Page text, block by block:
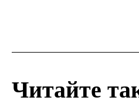
Читайте